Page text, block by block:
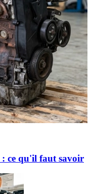
: ce qu'il faut savoir